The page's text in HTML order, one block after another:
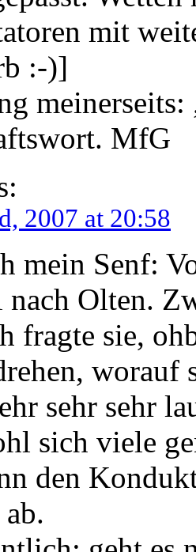
mit
:-)]
MfG
2007 at 20:58
mein Senf:
nach Olten.
fragte sie,
worauf
sehr sehr
sich viele
den